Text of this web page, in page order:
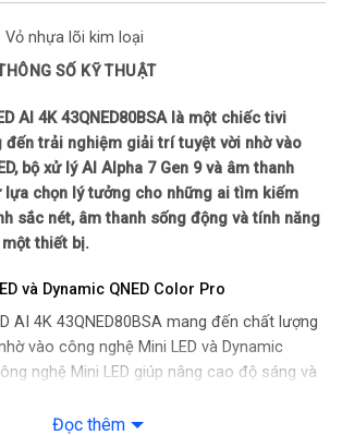
Vỏ nhựa lõi kim loại
HLG
FilmMaker Mode
SỐ KỸ THUẬT
AI 4K 43QNED80BSA là một chiếc tivi
đến trải nghiệm giải trí tuyệt vời nhờ vào
bộ xử lý AI Alpha 7 Gen 9 và âm thanh
chọn lý tưởng cho những ai tìm kiếm
sắc nét, âm thanh sống động và tính năng
thiết bị.
và Dynamic QNED Color Pro
AI 4K 43QNED80BSA mang đến chất lượng
vào công nghệ Mini LED và Dynamic
nghệ Mini LED giúp nâng cao độ sáng và
Đọc thêm